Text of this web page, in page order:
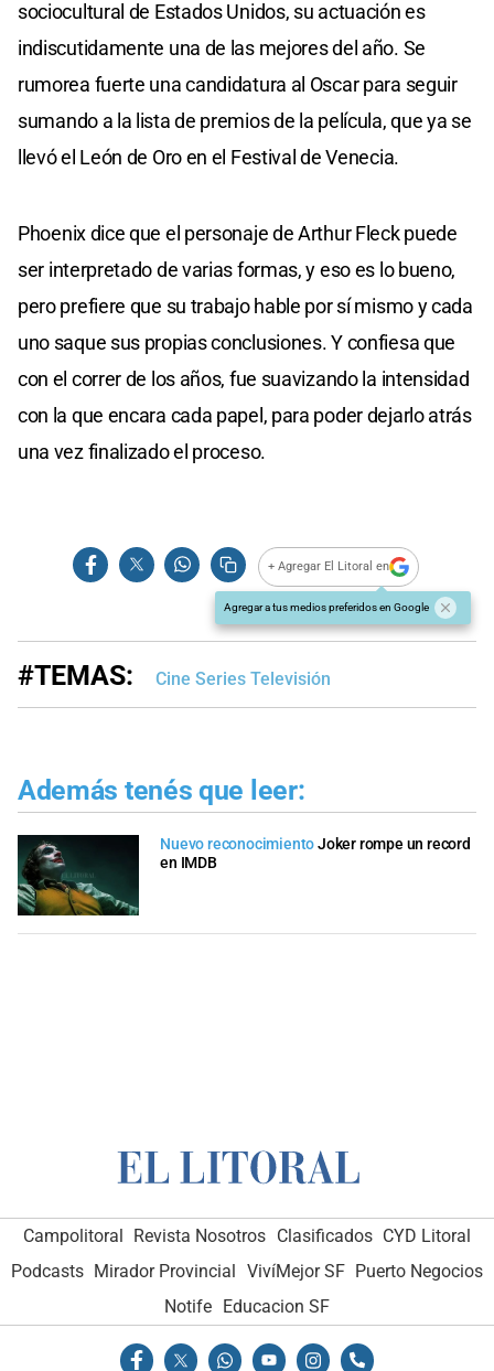
sociocultural de Estados Unidos, su actuación es
indiscutidamente una de las mejores del año. Se
rumorea fuerte una candidatura al Oscar para seguir
sumando a la lista de premios de la película, que ya se
llevó el León de Oro en el Festival de Venecia.
Phoenix dice que el personaje de Arthur Fleck puede
ser interpretado de varias formas, y eso es lo bueno,
pero prefiere que su trabajo hable por sí mismo y cada
uno saque sus propias conclusiones. Y confiesa que
con el correr de los años, fue suavizando la intensidad
con la que encara cada papel, para poder dejarlo atrás
una vez finalizado el proceso.
+ Agregar El Litoral en
Agregar a tus medios preferidos en Google
#TEMAS: Cine Series Televisión
Además tenés que leer:
Nuevo reconocimientoJoker rompe un record
en IMDB
Campolitoral Revista Nosotros Clasificados CYD Litoral
Podcasts Mirador Provincial VivíMejor SF Puerto Negocios
Notife
Educacion SF